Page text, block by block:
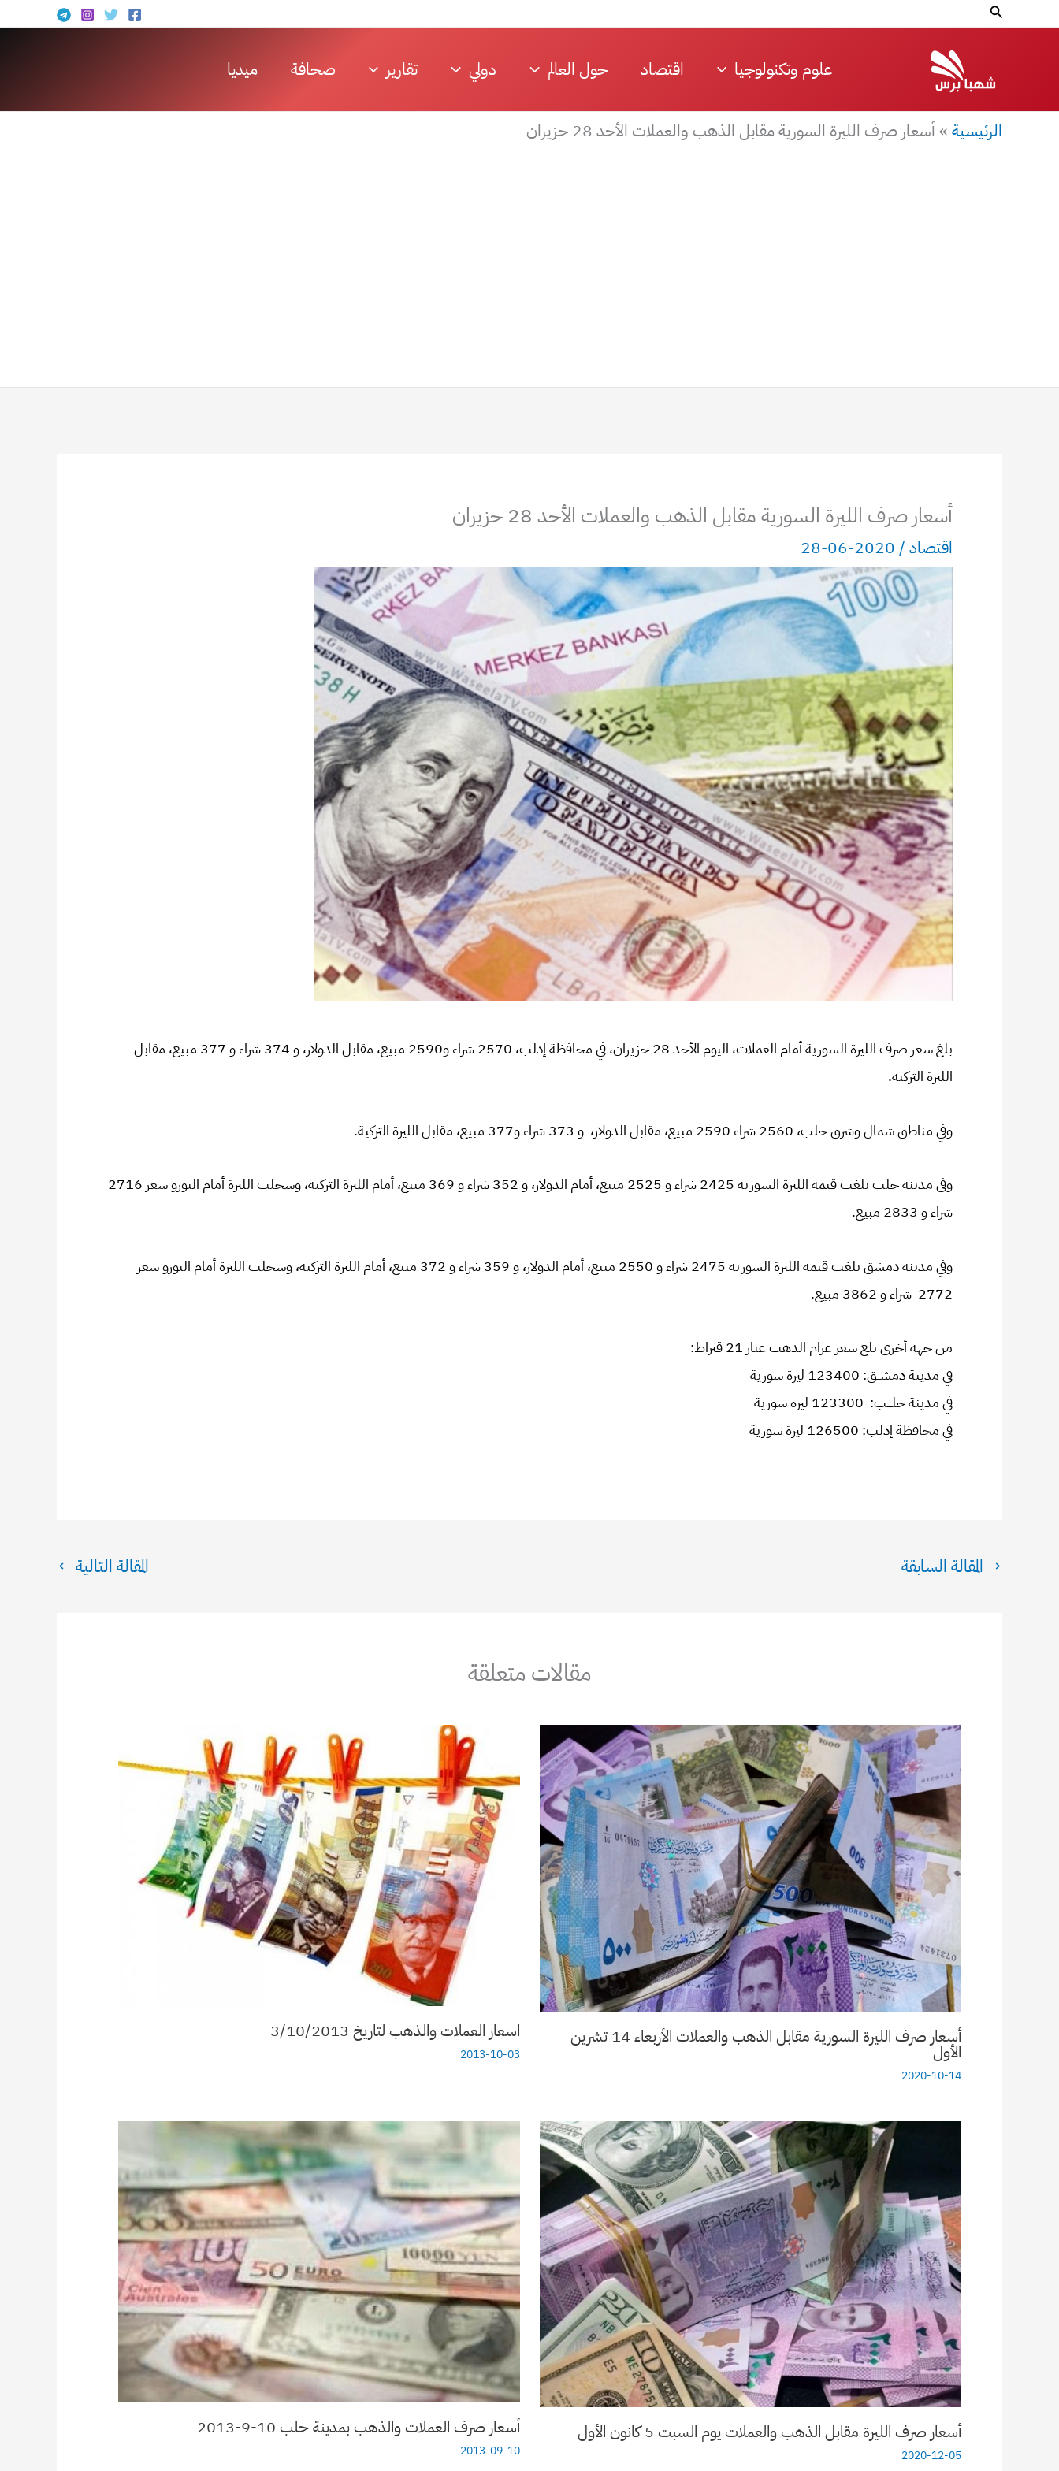
البحث
علوم وتكنولوجيا اقتصاد حول العالم دولي تقارير صحافة ميديا
الرئيسية»أسعار صرف الليرة السورية مقابل الذهب والعملات الأحد 28 حزيران
أسعار صرف الليرة السورية مقابل الذهب والعملات الأحد 28 حزيران
اقتصاد/
2020-06-28
بلغ سعر صرف الليرة السورية أمام العملات، اليوم الأحد 28 حزيران، في محافظة إدلب، 2570 شراء و2590 مبيع، مقابل الدولار، و 374 شراء و 377 مبيع، مقابل
الليرة التركية.
وفي مناطق شمال وشرق حلب، 2560 شراء 2590 مبيع، مقابل الدولار، و 373 شراء و377 مبيع، مقابل الليرة التركية.
وفي مدينة حلب بلغت قيمة الليرة السورية 2425 شراء و 2525 مبيع، أمام الدولار، و 352 شراء و 369 مبيع، أمام الليرة التركية، وسجلت الليرة أمام اليورو سعر 2716
شراء و 2833 مبيع.
وفي مدينة دمشق بلغت قيمة الليرة السورية 2475 شراء و 2550 مبيع، أمام الدولار، و 359 شراء و 372 مبيع، أمام الليرة التركية، وسجلت الليرة أمام اليورو سعر
2772 شراء و 3862 مبيع.
من جهة أخرى بلغ سعر غرام الذهب عيار 21 قيراط:
في مدينة دمشــق: 123400 ليرة سورية
في مدينة حلـــب: 123300 ليرة سورية
في محافظة إدلب: 126500 ليرة سورية
→ المقالة السابقة المقالة التالية←
مقالات متعلقة
أسعار صرف الليرة السورية مقابل الذهب والعملات الأربعاء 14 تشرين
الأول
2020-10-14
اسعار العملات والذهب لتاريخ 3/10/2013
2013-10-03
أسعار صرف الليرة مقابل الذهب والعملات يوم السبت 5 كانون الأول
2020-12-05
أسعار صرف العملات والذهب بمدينة حلب 10-9-2013
2013-09-10